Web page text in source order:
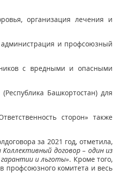
организация лечения и
и профсоюзный
с вредными и опасными
Башкортостан) для
сторон» также
за 2021 год, отметила,
договор – один из
и льготы». Кроме того,
профсоюзного комитета и весь